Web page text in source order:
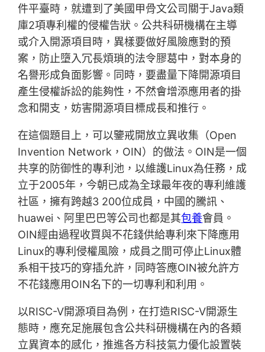
件平臺時，就遭到了美國甲骨文公司關于Java類
庫2項專利權的侵權告狀。公共科研機構在主導
或介入開源項目時，異樣要做好風險應對的預
案，防止墮入冗長煩瑣的法令膠葛中，對本身的
名譽形成負面影響。同時，要盡量下降開源項目
產生侵權訴訟的能夠性，不然會增添應用者的掛
念和開支，妨害開源項目標成長和推行。
在這個題目上，可以鑒戒開放立異收集（Open
Invention Network，OIN）的做法。OIN是一個
共享的防御性的專利池，以維護Linux為任務，成
立于2005年，今朝已成為全球最年夜的專利維護
社區，擁有跨越3 200位成員，中國的騰訊、
huawei、阿里巴巴等公司也都是其包養會員。
OIN經由過程收買與不花錢供給專利來下降應用
Linux的專利侵權風險，成員之間可停止Linux體
系相干技巧的穿插允許，同時答應OIN被允許方
不花錢應用OIN名下的一切專利和利用。
以RISC-Ⅴ開源項目為例，在打造RISC-Ⅴ開源生
態時，應充足施展包含公共科研機構在內的各類
立異資本的感化，推進各方科技氣力優化設置裝